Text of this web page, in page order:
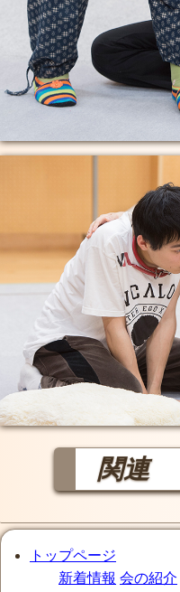
関連
トップページ
新着情報 会の紹介